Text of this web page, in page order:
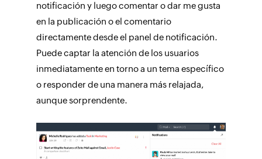
notificación y luego comentar o dar me gusta
en la publicación o el comentario
directamente desde el panel de notificación.
Puede captar la atención de los usuarios
inmediatamente en torno a un tema específico
o responder de una manera más relajada,
aunque sorprendente.